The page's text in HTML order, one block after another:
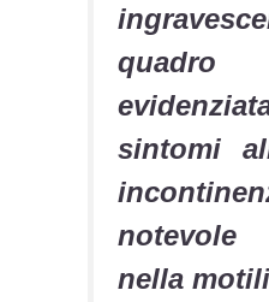
sintomi
nella